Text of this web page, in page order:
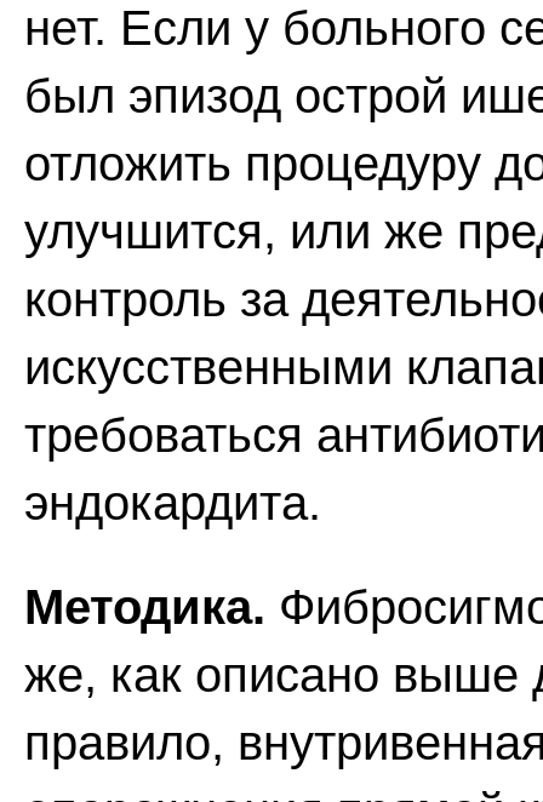
нет. Если у больного
был эпизод острой
отложить процедуру
улучшится, или же
контроль за
искусственными
требоваться
эндокардита.
Методика.
же, как описано выше
правило,